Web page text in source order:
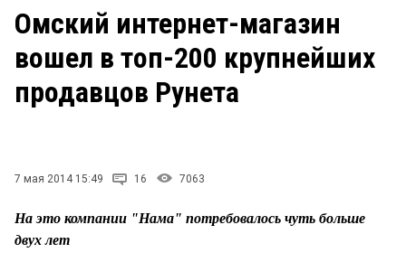
ЗАКОН Рейтинги
Блоги
Архив
Омский интернет-магазин
вошел в топ-200 крупнейших
продавцов Рунета
7 мая 2014 15:49 16 7063
На это компании "Нама" потребовалось чуть больше
двух лет